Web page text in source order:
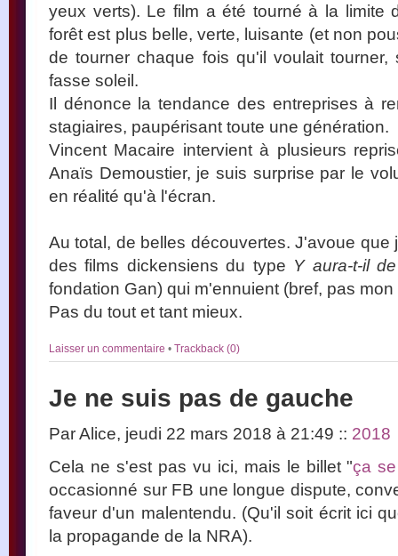
yeux verts). Le film a été tourné à la limite
forêt est plus belle, verte, luisante (et non
de tourner chaque fois qu'il voulait
fasse soleil.
Il dénonce la tendance des entreprises à
stagiaires, paupérisant toute une génération.
Vincent Macaire intervient à plusieurs
Anaïs Demoustier, je suis surprise par le
en réalité qu'à l'écran.
Au total, de belles découvertes. J'avoue que
des films dickensiens du type Y aura-t-il
fondation Gan) qui m'ennuient (bref, pas mon
Pas du tout et tant mieux.
Laisser un commentaire • Trackback (0)
Je ne suis pas de gauche
Par Alice, jeudi 22 mars 2018 à 21:49 :: 2018
Cela ne s'est pas vu ici, mais le billet "ça
occasionné sur FB une longue dispute,
faveur d'un malentendu. (Qu'il soit écrit ici
la propagande de la NRA).